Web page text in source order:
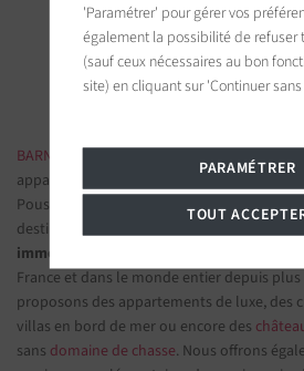
83990 Saint-Tropez, France
Suivez-nous sur les
BARNES IMMOBILIER DE LUXE - Les plus
appartements de prestige
Poussez la porte d'une de nosagences
destinations et confiez-nous vos projets
immobilier de prestige
spécialisé dans
France et dans le monde entier depuis
proposons des appartements de luxe, des
villas en bord de mer ou encore des
sans domaine de chasse. Nous offrons
'Paramétrer' pour gérer vos
également la possibilité de refuser
(sauf ceux nécessaires au bon
site) en cliquant sur 'Continuer
PARAMÉTRER
TOUT